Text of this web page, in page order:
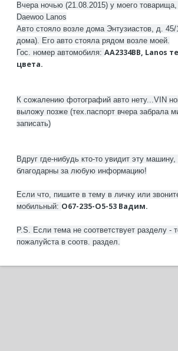
Вчера ночью (21.08.2015) у моего товарища,
Daewoo Lanos
Авто стояло возле дома Энтузиастов, д.
дома). Его авто стояла рядом возле моей.
Гос. номер автомобиля: АА2334ВВ, Lanos
цвета.
К сожалению фотографий авто нету...VIN
выложу позже (тех.паспорт вчера забрала
записать)
Вдруг где-нибудь кто-то увидит эту
благодарны за любую информацию!
Если что, пишите в тему в личку или
мобильный: O67-2З5-O5-53 Вадим.
P.S. Если тема не соответствует разделу -
пожалуйста в соотв. раздел.